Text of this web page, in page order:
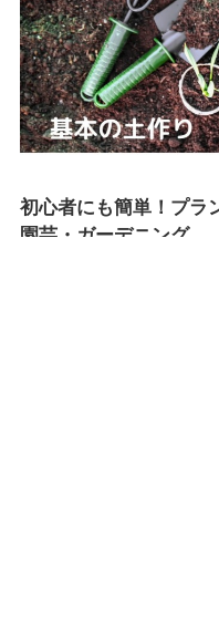
初心者にも簡単！プラ
園芸・ガーデニング